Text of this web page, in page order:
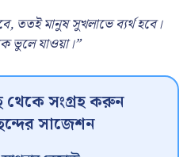
ততই মানুষ সুখলাভে ব্যর্থ হবে।
ভুলে যাওয়া।”
সংগ্রহ করুন
সাজেশন